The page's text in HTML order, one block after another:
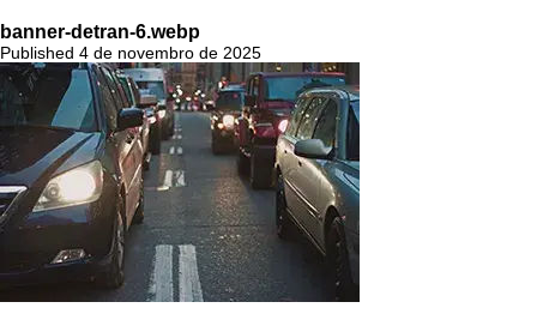
banner-detran-6.webp
Published 4 de novembro de 2025